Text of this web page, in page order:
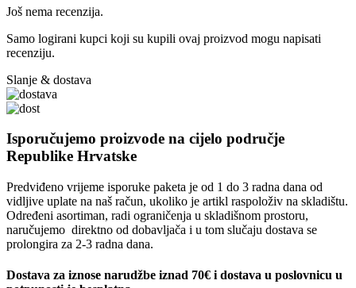
Još nema recenzija.
Samo logirani kupci koji su kupili ovaj proizvod mogu napisati
recenziju.
Slanje & dostava
Isporučujemo proizvode na cijelo područje
Republike Hrvatske
Predviđeno vrijeme isporuke paketa je od 1 do 3 radna dana od
vidljive uplate na naš račun, ukoliko je artikl raspoloživ na skladištu.
Određeni asortiman, radi ograničenja u skladišnom prostoru,
naručujemo direktno od dobavljača i u tom slučaju dostava se
prolongira za 2-3 radna dana.
Dostava za iznose narudžbe iznad 70€ i dostava u poslovnicu u